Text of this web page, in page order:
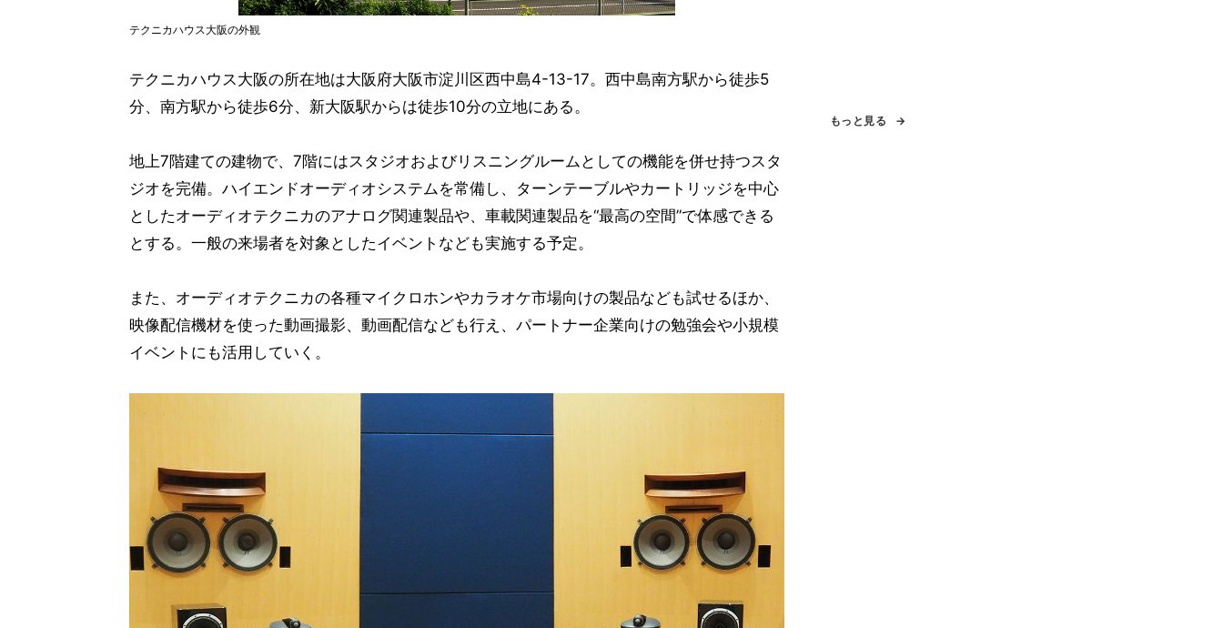
テクニカハウス大阪の外観
テクニカハウス大阪の所在地は大阪府大阪市淀川区西中島4-13-17。西中島南方駅から徒歩5
分、南方駅から徒歩6分、新大阪駅からは徒歩10分の立地にある。
地上7階建ての建物で、7階にはスタジオおよびリスニングルームとしての機能を併せ持つスタ
ジオを完備。ハイエンドオーディオシステムを常備し、ターンテーブルやカートリッジを中心
としたオーディオテクニカのアナログ関連製品や、車載関連製品を“最高の空間”で体感できる
とする。一般の来場者を対象としたイベントなども実施する予定。
また、オーディオテクニカの各種マイクロホンやカラオケ市場向けの製品なども試せるほか、
映像配信機材を使った動画撮影、動画配信なども行え、パートナー企業向けの勉強会や小規模
イベントにも活用していく。
もっと見る